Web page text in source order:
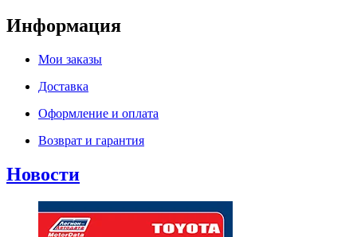
Информация
Мои заказы
Доставка
Оформление и оплата
Возврат и гарантия
Новости